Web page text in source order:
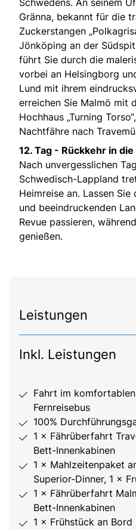
Schwedens. An seinem
Gränna, bekannt für die
Zuckerstangen
Jönköping an der
führt Sie durch die
vorbei an Helsingborg
Lund mit ihrem
erreichen Sie Malmö mit
Hochhaus „Turning
Nachtfähre nach
12. Tag - Rückkehr in
Nach unvergesslichen
Schwedisch-Lappland
Heimreise an. Lassen
und beeindruckenden
Revue passieren,
genießen.
Leistungen
Inkl. Leistungen
Fahrt im
Fernreisebus
100%
1 × Fährüberfahrt
Bett-Innenkabinen
1 × Mahlzeitenpaket
Superior-Dinner, 1 ×
1 × Fährüberfahrt
Bett-Innenkabinen
1 × Frühstück an Bord